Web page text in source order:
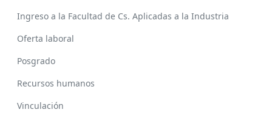
Ingreso a la Facultad de Cs. Aplicadas a la Industria
Oferta laboral
Posgrado
Recursos humanos
Vinculación